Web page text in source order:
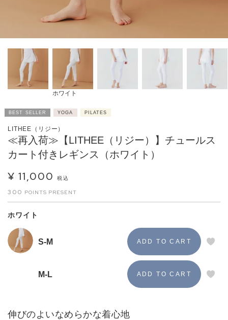
ホワイト
BEST SELLER YOGA PILATES
LITHEE（リジー）
≪再入荷≫【LITHEE（リジー）】チュールス
カート付きレギンス（ホワイト）
¥ 11,000 税込
300
ホワイト
S-M
M-L
伸びのよいなめらかな着心地